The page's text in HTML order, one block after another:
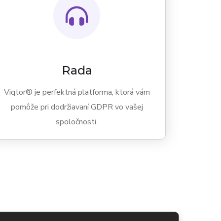
Rada
Viqtor® je perfektná platforma, ktorá vám
pomôže pri dodržiavaní GDPR vo vašej
spoločnosti.